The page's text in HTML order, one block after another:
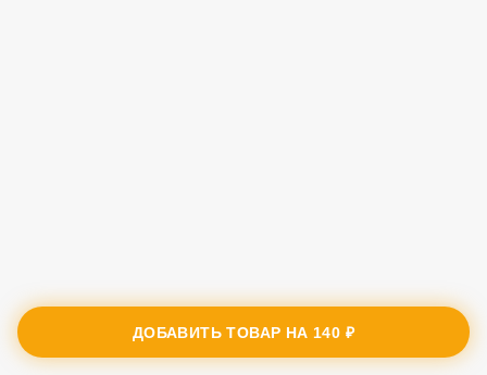
ДОБАВИТЬ ТОВАР НА 140 ₽